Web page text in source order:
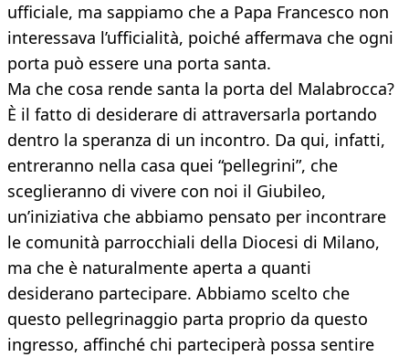
ufficiale, ma sappiamo che a Papa Francesco non
interessava l’ufficialità, poiché affermava che ogni
porta può essere una porta santa.
Ma che cosa rende santa la porta del Malabrocca?
È il fatto di desiderare di attraversarla portando
dentro la speranza di un incontro. Da qui, infatti,
entreranno nella casa quei “pellegrini”, che
sceglieranno di vivere con noi il Giubileo,
un’iniziativa che abbiamo pensato per incontrare
le comunità parrocchiali della Diocesi di Milano,
ma che è naturalmente aperta a quanti
desiderano partecipare. Abbiamo scelto che
questo pellegrinaggio parta proprio da questo
ingresso, affinché chi parteciperà possa sentire